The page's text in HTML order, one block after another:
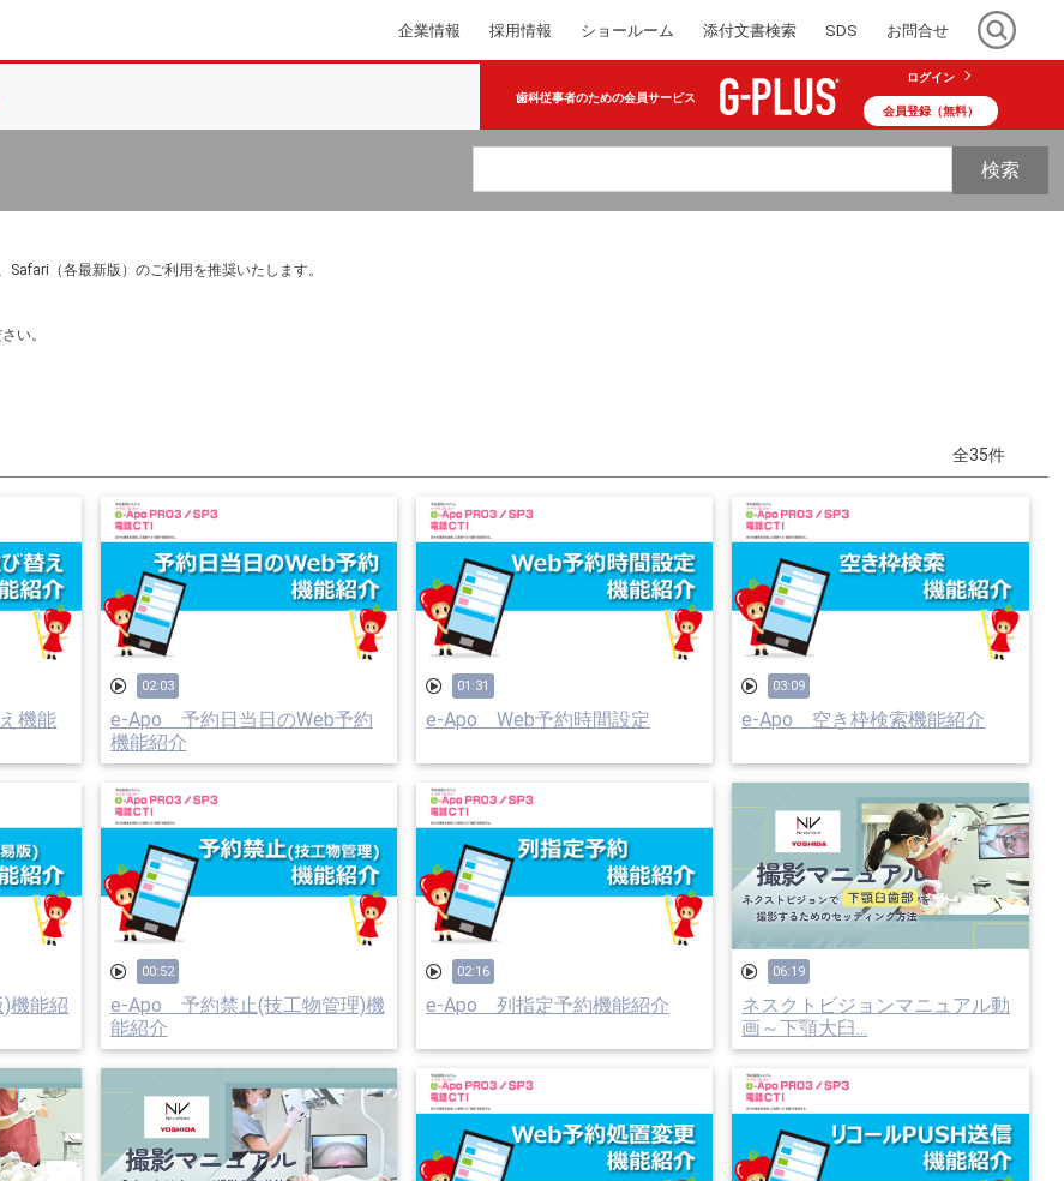
企業情報 採用情報 ショールーム 添付文書検索 SDS お問合せ
歯科従事者のための会員サービス
ログイン
会員登録（無料）
検索
（各最新版）のご利用を推奨いたします。
い。
全35件
機能
02:03
e-Apo 予約日当日のWeb予約
機能紹介
01:31
e-Apo Web予約時間設定
03:09
e-Apo 空き枠検索機能紹介
機能紹
00:52
e-Apo 予約禁止(技工物管理)機
能紹介
02:16
e-Apo 列指定予約機能紹介
06:19
ネスクトビジョンマニュアル動
画～下顎大臼...